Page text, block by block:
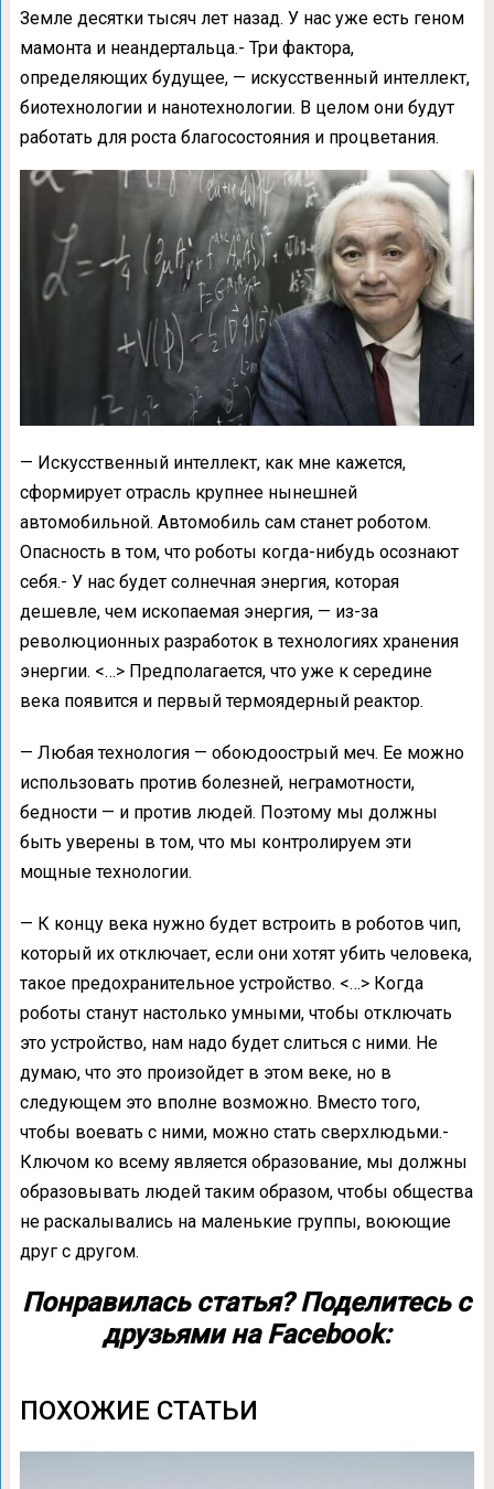
Земле десятки тысяч лет назад. У нас уже есть геном
мамонта и неандертальца.- Три фактора,
определяющих будущее, — искусственный интеллект,
биотехнологии и нанотехнологии. В целом они будут
работать для роста благосостояния и процветания.
— Искусственный интеллект, как мне кажется,
сформирует отрасль крупнее нынешней
автомобильной. Автомобиль сам станет роботом.
Опасность в том, что роботы когда-нибудь осознают
себя.- У нас будет солнечная энергия, которая
дешевле, чем ископаемая энергия, — из-за
революционных разработок в технологиях хранения
энергии. <…> Предполагается, что уже к середине
века появится и первый термоядерный реактор.
— Любая технология — обоюдоострый меч. Ее можно
использовать против болезней, неграмотности,
бедности — и против людей. Поэтому мы должны
быть уверены в том, что мы контролируем эти
мощные технологии.
— К концу века нужно будет встроить в роботов чип,
который их отключает, если они хотят убить человека,
такое предохранительное устройство. <…> Когда
роботы станут настолько умными, чтобы отключать
это устройство, нам надо будет слиться с ними. Не
думаю, что это произойдет в этом веке, но в
следующем это вполне возможно. Вместо того,
чтобы воевать с ними, можно стать сверхлюдьми.-
Ключом ко всему является образование, мы должны
образовывать людей таким образом, чтобы общества
не раскалывались на маленькие группы, воюющие
друг с другом.
Понравилась статья? Поделитесь с
друзьями на Facebook:
ПОХОЖИЕ СТАТЬИ